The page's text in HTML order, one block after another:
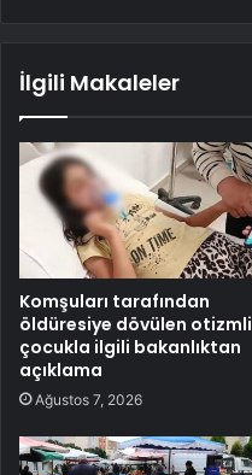
İlgili Makaleler
Komşuları tarafından
öldüresiye dövülen otizmli
çocukla ilgili bakanlıktan
açıklama
Ağustos 7, 2026